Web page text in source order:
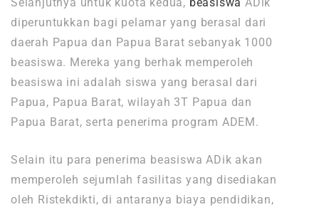
diperuntukkan bagi pelamar yang berasal dari
daerah Papua dan Papua Barat sebanyak 1000
beasiswa. Mereka yang berhak memperoleh
beasiswa ini adalah siswa yang berasal dari
Papua, Papua Barat, wilayah 3T Papua dan
Papua Barat, serta penerima program ADEM.
Selain itu para penerima beasiswa ADik akan
memperoleh sejumlah fasilitas yang disediakan
oleh Ristekdikti, di antaranya biaya pendidikan,